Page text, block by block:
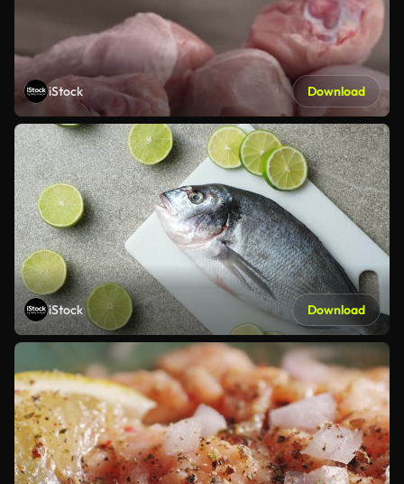
iStock Download
iStock Download